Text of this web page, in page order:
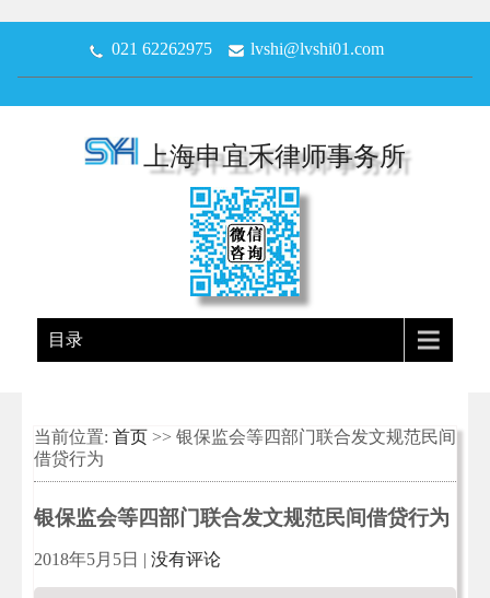
021 62262975 lvshi@lvshi01.com
上海申宜禾律师事务所
目录
当前位置: 首页 >> 银保监会等四部门联合发文规范民间
借贷行为
银保监会等四部门联合发文规范民间借贷行为
2018年5月5日 | 没有评论